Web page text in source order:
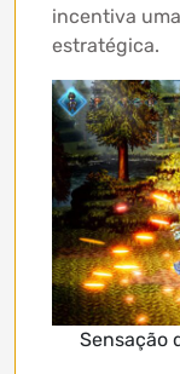
incentiva
estratégica.
Sensação